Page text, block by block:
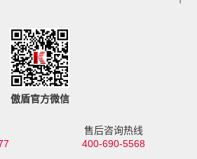
傲盾官方微信
售后咨询热线
400-690-5568